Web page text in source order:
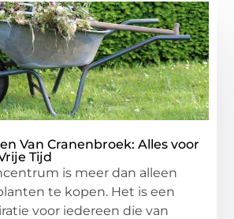
Van Cranenbroek: Alles voor
Tijd
is meer dan alleen
te kopen. Het is een
voor iedereen die van